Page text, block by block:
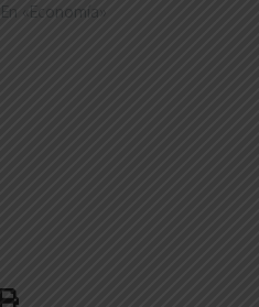
En «Economía»